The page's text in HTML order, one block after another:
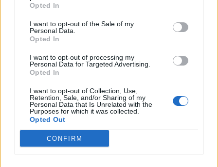
Opted In
I want to opt-out of the Sale of my
Personal Data.
Opted In
I want to opt-out of processing my
Personal Data for Targeted Advertising.
Opted In
I want to opt-out of Collection, Use,
Retention, Sale, and/or Sharing of my
Personal Data that Is Unrelated with the
Purposes for which it was collected.
Opted Out
CONFIRM
frontok, erős fény- vagy hanghatás okozta stressz (pl. tűzijáték),
egyéb betegségek. Újabb tünetek jelentkezése esetén
teendőkről!
tünetegyüttesek gyógykezelése még a legszakavatottabb
orvosokat is komoly feladat elé állíthatja. A terápia
sikerességének elmaradása esetén a rohamok gyakorisága, a
(pl. fokozott agresszívitás) és egyéb tényezők miatt sajnos az
eutanázia kérdése is felmerülhet. Kellő odafigyelés mellett
azonban az epilepsziás kutya társaihoz hasonlóan normális
életet élhet, szerető családja oldalán élvezheti a kutyalét
mindennapjait.
A teljes cikkITT olvasható!